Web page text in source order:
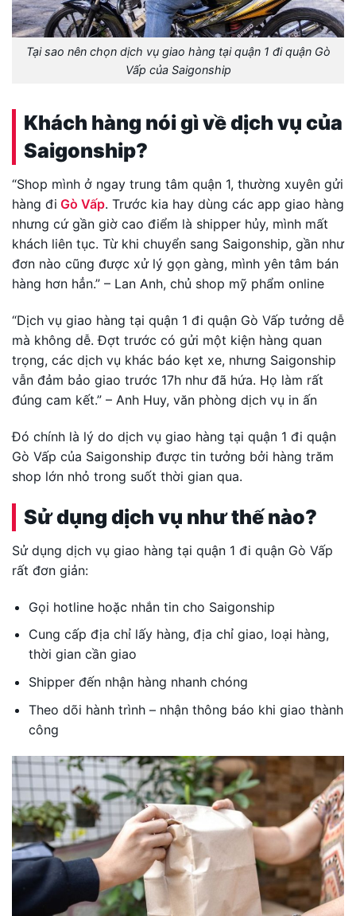
Tại sao nên chọn dịch vụ giao hàng tại quận 1 đi quận Gò
Vấp của Saigonship
Khách hàng nói gì về dịch vụ của
Saigonship?
“Shop mình ở ngay trung tâm quận 1, thường xuyên gửi
hàng đi Gò Vấp. Trước kia hay dùng các app giao hàng
nhưng cứ gần giờ cao điểm là shipper hủy, mình mất
khách liên tục. Từ khi chuyển sang Saigonship, gần như
đơn nào cũng được xử lý gọn gàng, mình yên tâm bán
hàng hơn hẳn.” – Lan Anh, chủ shop mỹ phẩm online
“Dịch vụ giao hàng tại quận 1 đi quận Gò Vấp tưởng dễ
mà không dễ. Đợt trước có gửi một kiện hàng quan
trọng, các dịch vụ khác báo kẹt xe, nhưng Saigonship
vẫn đảm bảo giao trước 17h như đã hứa. Họ làm rất
đúng cam kết.” – Anh Huy, văn phòng dịch vụ in ấn
Đó chính là lý do dịch vụ giao hàng tại quận 1 đi quận
Gò Vấp của Saigonship được tin tưởng bởi hàng trăm
shop lớn nhỏ trong suốt thời gian qua.
Sử dụng dịch vụ như thế nào?
Sử dụng dịch vụ giao hàng tại quận 1 đi quận Gò Vấp
rất đơn giản:
Gọi hotline hoặc nhắn tin cho Saigonship
Cung cấp địa chỉ lấy hàng, địa chỉ giao, loại hàng,
thời gian cần giao
Shipper đến nhận hàng nhanh chóng
Theo dõi hành trình – nhận thông báo khi giao thành
công